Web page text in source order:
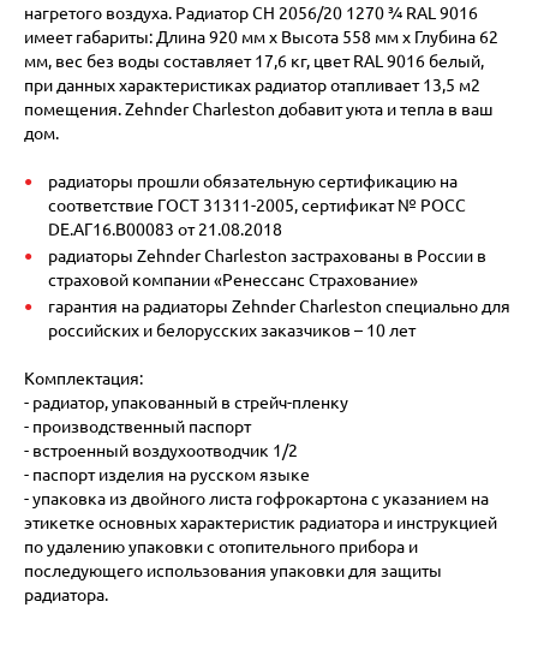
нагретого воздуха. Радиатор CH 2056/20 1270 ¾ RAL 9016
имеет габариты: Длина 920 мм х Высота 558 мм х Глубина 62
мм, вес без воды составляет 17,6 кг, цвет RAL 9016 белый,
при данных характеристиках радиатор отапливает 13,5 м2
помещения. Zehnder Charleston добавит уюта и тепла в ваш
дом.
радиаторы прошли обязательную сертификацию на
соответствие ГОСТ 31311-2005, сертификат № POCC
DE.АГ16.В00083 от 21.08.2018
радиаторы Zehnder Charleston застрахованы в России в
страховой компании «Ренессанс Страхование»
гарантия на радиаторы Zehnder Charleston специально для
российских и белорусских заказчиков – 10 лет
Комплектация:
- радиатор, упакованный в стрейч-пленку
- производственный паспорт
- встроенный воздухоотводчик 1/2
- паспорт изделия на русском языке
- упаковка из двойного листа гофрокартона с указанием на
этикетке основных характеристик радиатора и инструкцией
по удалению упаковки с отопительного прибора и
последующего использования упаковки для защиты
радиатора.